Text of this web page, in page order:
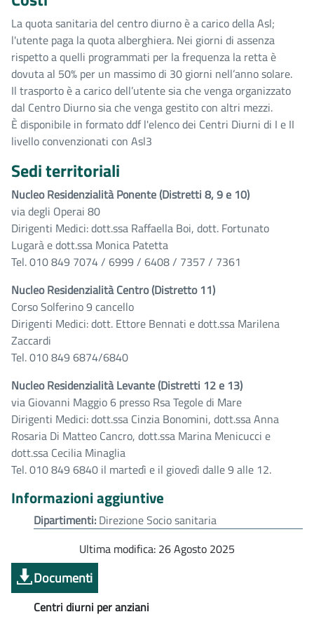
La quota sanitaria del centro diurno è a carico della Asl;
l'utente paga la quota alberghiera. Nei giorni di assenza
rispetto a quelli programmati per la frequenza la retta è
dovuta al 50% per un massimo di 30 giorni nell’anno solare.
Il trasporto è a carico dell’utente sia che venga organizzato
dal Centro Diurno sia che venga gestito con altri mezzi.
È disponibile in formato ddf l'elenco dei Centri Diurni di I e II
livello convenzionati con Asl3
Sedi territoriali
Nucleo Residenzialità Ponente (Distretti 8, 9 e 10)
via degli Operai 80
Dirigenti Medici: dott.ssa Raffaella Boi, dott. Fortunato
Lugarà e dott.ssa Monica Patetta
Tel. 010 849 7074 / 6999 / 6408 / 7357 / 7361
Nucleo Residenzialità Centro (Distretto 11)
Corso Solferino 9 cancello
Dirigenti Medici: dott. Ettore Bennati e dott.ssa Marilena
Zaccardi
Tel. 010 849 6874/6840
Nucleo Residenzialità Levante (Distretti 12 e 13)
via Giovanni Maggio 6 presso Rsa Tegole di Mare
Dirigenti Medici: dott.ssa Cinzia Bonomini, dott.ssa Anna
Rosaria Di Matteo Cancro, dott.ssa Marina Menicucci e
dott.ssa Cecilia Minaglia
Tel. 010 849 6840 il martedì e il giovedì dalle 9 alle 12.
Informazioni aggiuntive
Dipartimenti: Direzione Socio sanitaria
Ultima modifica: 26 Agosto 2025
Documenti
Centri diurni per anziani